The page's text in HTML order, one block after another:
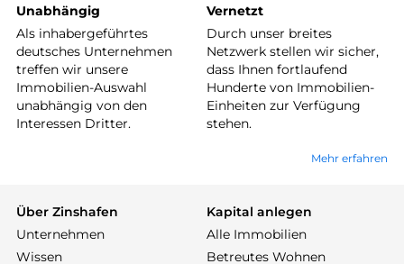
Unabhängig
Als inhabergeführtes
deutsches Unternehmen
treffen wir unsere
Immobilien-Auswahl
unabhängig von den
Interessen Dritter.
Vernetzt
Durch unser breites
Netzwerk stellen wir sicher,
dass Ihnen fortlaufend
Hunderte von Immobilien-
Einheiten zur Verfügung
stehen.
Mehr erfahren
Über Zinshafen
Unternehmen
Wissen
Kapital anlegen
Alle Immobilien
Betreutes Wohnen